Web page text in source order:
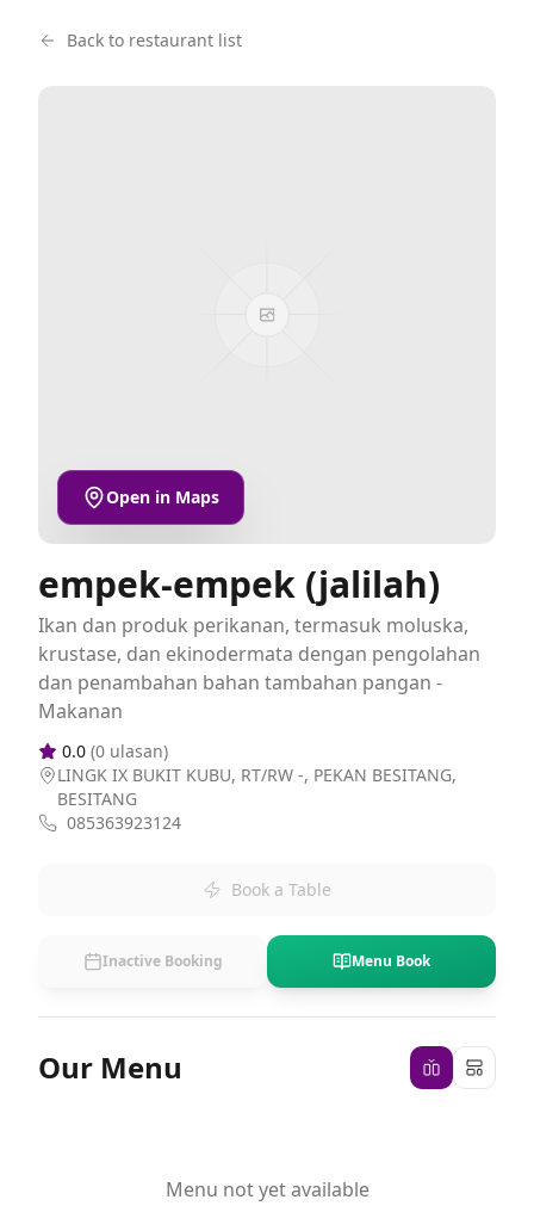
Back to restaurant list
Open in Maps
empek-empek (jalilah)
Ikan dan produk perikanan, termasuk moluska,
krustase, dan ekinodermata dengan pengolahan
dan penambahan bahan tambahan pangan -
Makanan
0.0 (0 ulasan)
LINGK IX BUKIT KUBU, RT/RW -, PEKAN BESITANG,
BESITANG
085363923124
Book a Table
Inactive Booking Menu Book
Our Menu
Menu not yet available